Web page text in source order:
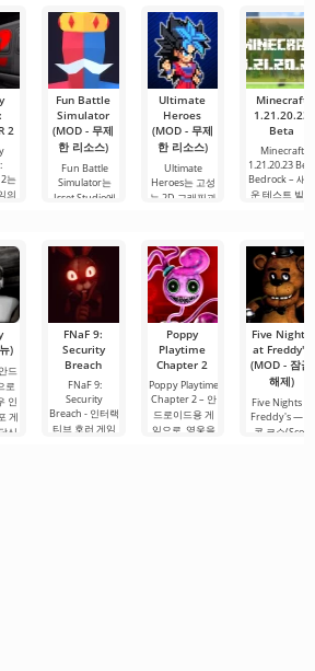
에 달려 있습니
다. 복잡한
루를 시작하거
나 힘든 하루를.
시작할 수
2
는
의
Fun Battle
Simulator
(MOD - 무제
한 리소스)
Fun Battle
Simulator는
Isset Studio에
Ultimate
Heroes
(MOD - 무제
한 리소스)
Ultimate
Heroes는 고성
능 2D 그래픽과
니다.
Minecraft
1.21.20.23
Beta
Minecraft
1.21.20.23
Bedrock – 새
운 테스트 빌드
)
드
로
인
게
신
FNaF 9:
Security
Breach
FNaF 9:
Security
Breach - 인터랙
티브 호러 게임
Poppy
Playtime
Chapter 2
Poppy Playtime
Chapter 2 – 안
드로이드용 게
임으로, 영웅을
Five Nights
at Freddy's
(MOD - 잠금
해제)
Five Nights at
Freddy's — 스
콧 코슨(Scott